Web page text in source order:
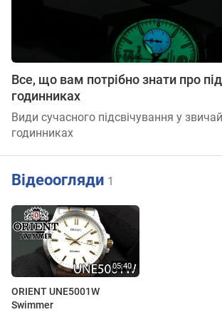
Все, що вам потрібно знати про
годинниках
Види сучасного підсвічування у
годинниках
Відеоогляди 1
ORIENT UNE5001W
Swimmer